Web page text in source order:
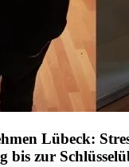
Lübeck:
bis zur